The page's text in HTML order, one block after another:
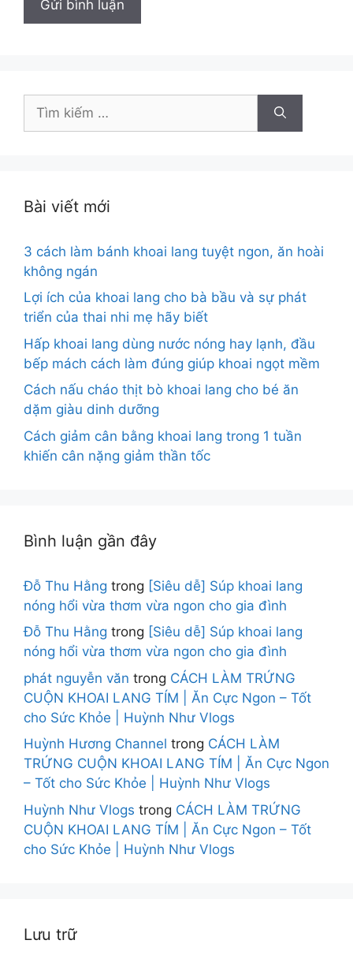
Tìm
kiếm
Bài viết mới
3 cách làm bánh khoai lang tuyệt ngon, ăn hoài
không ngán
Lợi ích của khoai lang cho bà bầu và sự phát
triển của thai nhi mẹ hãy biết
Hấp khoai lang dùng nước nóng hay lạnh, đầu
bếp mách cách làm đúng giúp khoai ngọt mềm
Cách nấu cháo thịt bò khoai lang cho bé ăn
dặm giàu dinh dưỡng
Cách giảm cân bằng khoai lang trong 1 tuần
khiến cân nặng giảm thần tốc
Bình luận gần đây
Đỗ Thu Hằng trong [Siêu dễ] Súp khoai lang
nóng hổi vừa thơm vừa ngon cho gia đình
Đỗ Thu Hằng trong [Siêu dễ] Súp khoai lang
nóng hổi vừa thơm vừa ngon cho gia đình
phát nguyễn văn trong CÁCH LÀM TRỨNG
CUỘN KHOAI LANG TÍM | Ăn Cực Ngon – Tốt
cho Sức Khỏe | Huỳnh Như Vlogs
Huỳnh Hương Channel trong CÁCH LÀM
TRỨNG CUỘN KHOAI LANG TÍM | Ăn Cực Ngon
– Tốt cho Sức Khỏe | Huỳnh Như Vlogs
Huỳnh Như Vlogs trong CÁCH LÀM TRỨNG
CUỘN KHOAI LANG TÍM | Ăn Cực Ngon – Tốt
cho Sức Khỏe | Huỳnh Như Vlogs
Lưu trữ